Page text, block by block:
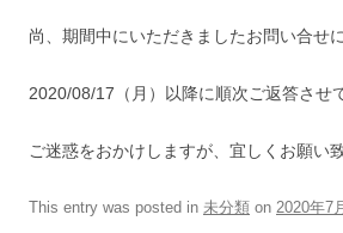
尚、期間中にいただきましたお問い合せ
2020/08/17（月）以降に順次ご返答させ
ご迷惑をおかけしますが、宜しくお願い
This entry was posted in 未分類 on 2020年7